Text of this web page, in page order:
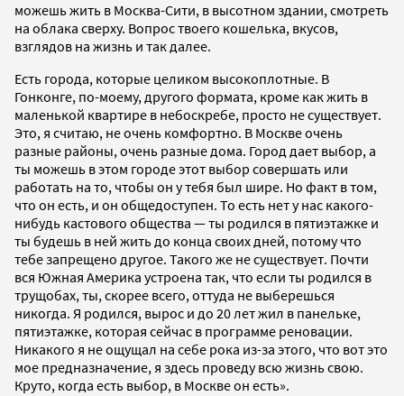
можешь жить в Москва-Сити, в высотном здании, смотреть
на облака сверху. Вопрос твоего кошелька, вкусов,
взглядов на жизнь и так далее.
Есть города, которые целиком высокоплотные. В
Гонконге, по-моему, другого формата, кроме как жить в
маленькой квартире в небоскребе, просто не существует.
Это, я считаю, не очень комфортно. В Москве очень
разные районы, очень разные дома. Город дает выбор, а
ты можешь в этом городе этот выбор совершать или
работать на то, чтобы он у тебя был шире. Но факт в том,
что он есть, и он общедоступен. То есть нет у нас какого-
нибудь кастового общества — ты родился в пятиэтажке и
ты будешь в ней жить до конца своих дней, потому что
тебе запрещено другое. Такого же не существует. Почти
вся Южная Америка устроена так, что если ты родился в
трущобах, ты, скорее всего, оттуда не выберешься
никогда. Я родился, вырос и до 20 лет жил в панельке,
пятиэтажке, которая сейчас в программе реновации.
Никакого я не ощущал на себе рока из-за этого, что вот это
мое предназначение, я здесь проведу всю жизнь свою.
Круто, когда есть выбор, в Москве он есть».